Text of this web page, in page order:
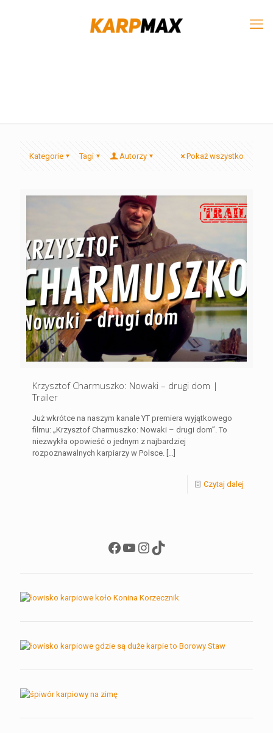
Kategorie Tagi Autorzy Pokaż wszystko
Krzysztof Charmuszko: Nowaki – drugi dom |
Trailer
Już wkrótce na naszym kanale YT premiera wyjątkowego
filmu: „Krzysztof Charmuszko: Nowaki – drugi dom”. To
niezwykła opowieść o jednym z najbardziej
rozpoznawalnych karpiarzy w Polsce. […]
Czytaj dalej
Facebook
YouTube
Instagram
TikTok